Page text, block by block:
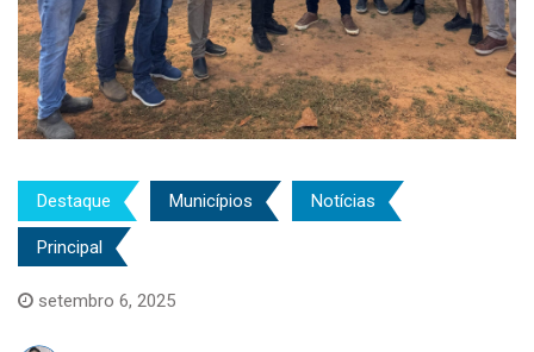
Destaque Municípios Notícias
Principal
setembro 6, 2025